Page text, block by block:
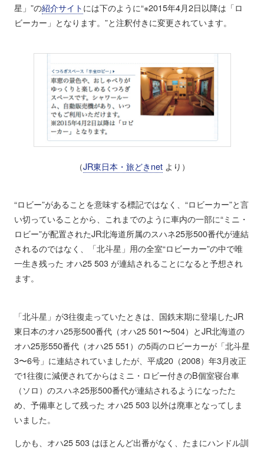
星」”の紹介サイトには下のように“※2015年4月2日以降は「ロ
ビーカー」となります。”と注釈付きに変更されています。
（JR東日本・旅どきnetより）
“ロビー”があることを意味する標記ではなく、“ロビーカー”と言
い切っていることから、これまでのように車内の一部に“ミニ・
ロビー”が配置されたJR北海道所属のスハネ25形500番代が連結
されるのではなく、「北斗星」用の全室“ロビーカー”の中で唯
一生き残った オハ25 503 が連結されることになると予想され
ます。
「北斗星」が3往復走っていたときは、国鉄末期に登場したJR
東日本のオハ25形500番代（オハ25 501〜504）とJR北海道の
オハ25形550番代（オハ25 551）の5両のロビーカーが「北斗星
3〜6号」に連結されていましたが、平成20（2008）年3月改正
で1往復に減便されてからはミニ・ロビー付きのB個室寝台車
（ソロ）のスハネ25形500番代が連結されるようになったた
め、予備車として残った オハ25 503 以外は廃車となってしま
いました。
しかも、オハ25 503 はほとんど出番がなく、たまにハンドル訓